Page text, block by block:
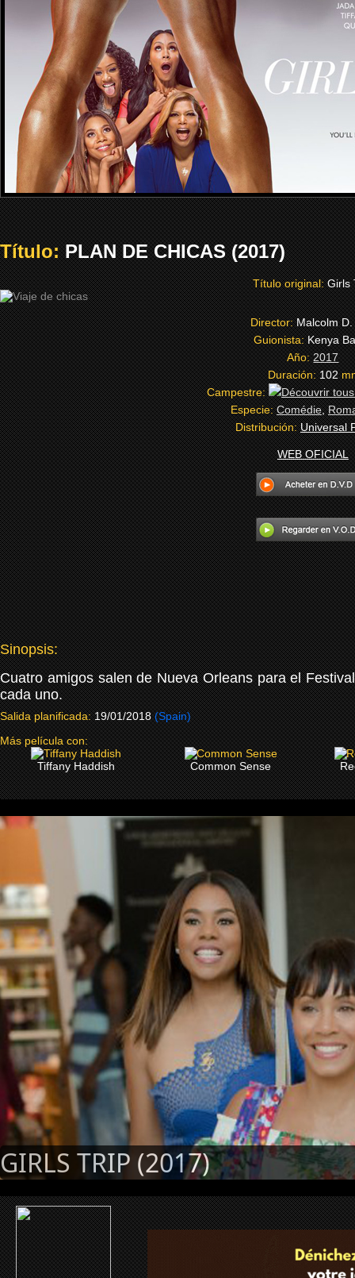
Título:PLAN DE CHICAS (2017)
Título original:Girls
Director:Malcolm
Guionista:Kenya
Año:2017
Duración:102
Campestre:
Especie:Comédie,
Distribución:Universal
WEB OFICIAL
Sinopsis:
Cuatro amigos salen de Nueva Orleans para el
cada uno.
Salida planificada:19/01/2018 (Spain)
Más película con:
Tiffany Haddish
Common Sense
GIRLS TRIP (2017)